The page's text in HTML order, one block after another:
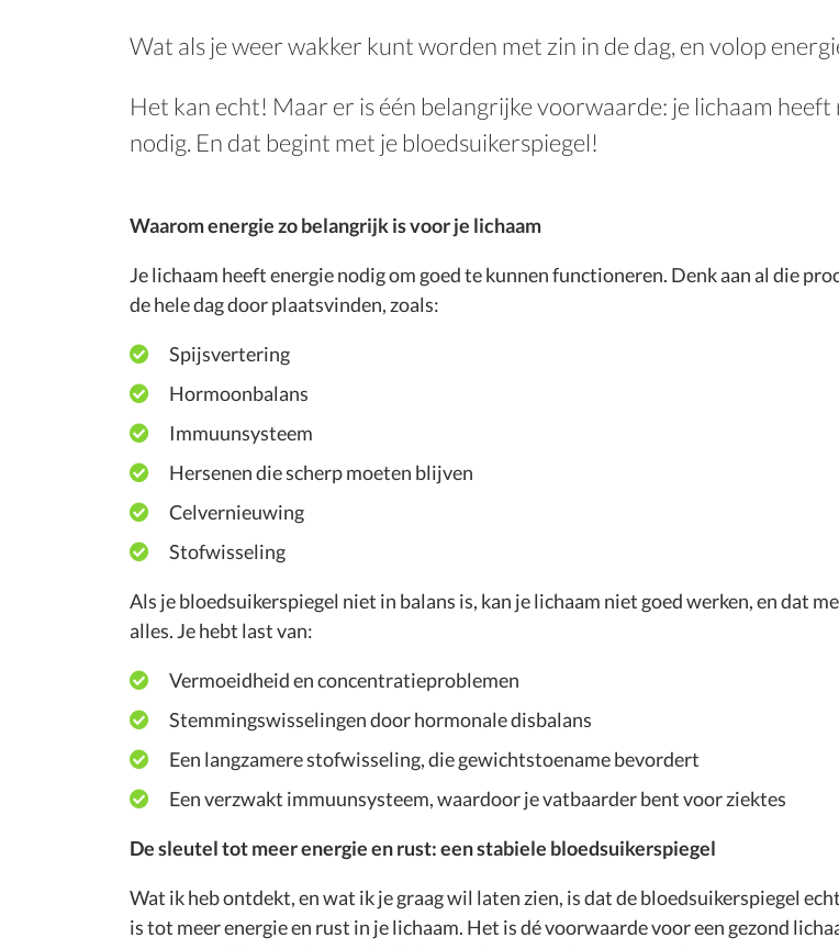
Wat als je weer wakker kunt worden met zin in de dag, en volop
Het kan echt! Maar er is één belangrijke voorwaarde: je lichaam heeft
nodig. En dat begint met je bloedsuikerspiegel!
Waarom energie zo belangrijk is voor je lichaam
Je lichaam heeft energie nodig om goed te kunnen functioneren. Denk aan al die
de hele dag door plaatsvinden, zoals:
Spijsvertering
Hormoonbalans
Immuunsysteem
Hersenen die scherp moeten blijven
Celvernieuwing
Stofwisseling
Als je bloedsuikerspiegel niet in balans is, kan je lichaam niet goed werken, en dat
alles. Je hebt last van:
Vermoeidheid en concentratieproblemen
Stemmingswisselingen door hormonale disbalans
Een langzamere stofwisseling, die gewichtstoename bevordert
Een verzwakt immuunsysteem, waardoor je vatbaarder bent voor ziektes
De sleutel tot meer energie en rust: een stabiele bloedsuikerspiegel
Wat ik heb ontdekt, en wat ik je graag wil laten zien, is dat de bloedsuikerspiegel
is tot meer energie en rust in je lichaam. Het is dé voorwaarde voor een gezond